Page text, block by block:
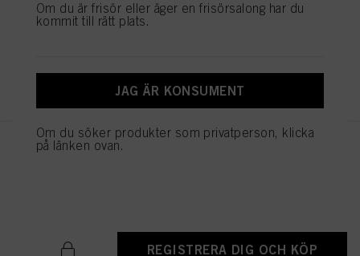
IDH-nr. 3074987
IGORA ROYAL 5-1 Ljusbrun
REGISTRERA DIG OCH KÖP
Om du är frisör eller äger en frisörsalong har du
kommit till rätt plats.
JAG ÄR KONSUMENT
Om du söker produkter som privatperson, klicka
på länken ovan.